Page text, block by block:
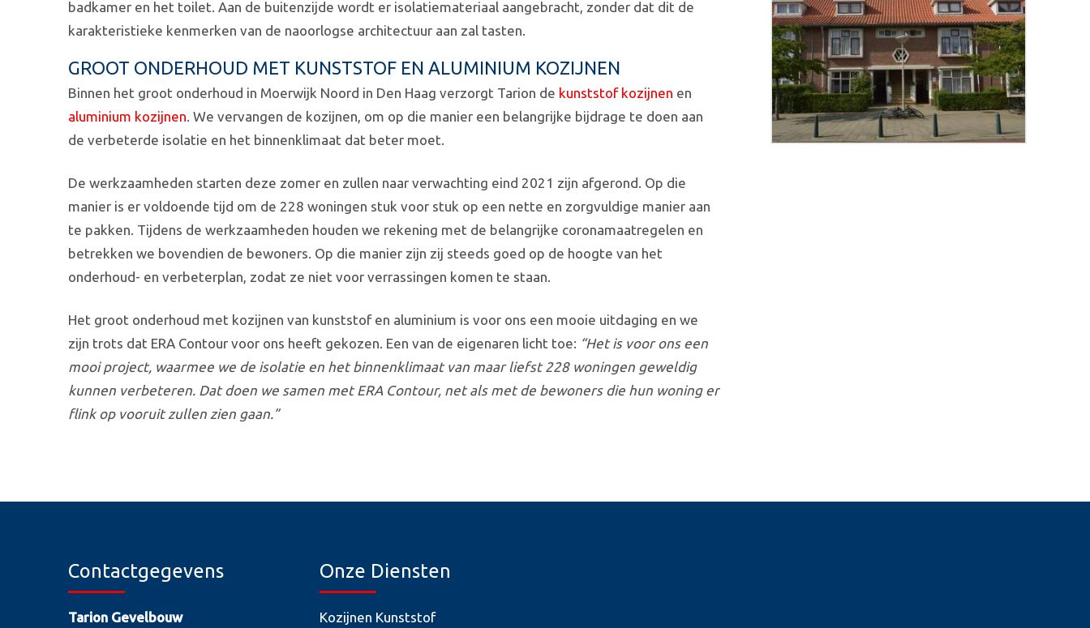
badkamer en het toilet. Aan de buitenzijde wordt er isolatiemateriaal aangebracht, zonder dat dit de
karakteristieke kenmerken van de naoorlogse architectuur aan zal tasten.
GROOT ONDERHOUD MET KUNSTSTOF EN ALUMINIUM KOZIJNEN
Binnen het groot onderhoud in Moerwijk Noord in Den Haag verzorgt Tarion de kunststof kozijnen en
aluminium kozijnen. We vervangen de kozijnen, om op die manier een belangrijke bijdrage te doen aan
de verbeterde isolatie en het binnenklimaat dat beter moet.
De werkzaamheden starten deze zomer en zullen naar verwachting eind 2021 zijn afgerond. Op die
manier is er voldoende tijd om de 228 woningen stuk voor stuk op een nette en zorgvuldige manier aan
te pakken. Tijdens de werkzaamheden houden we rekening met de belangrijke coronamaatregelen en
betrekken we bovendien de bewoners. Op die manier zijn zij steeds goed op de hoogte van het
onderhoud- en verbeterplan, zodat ze niet voor verrassingen komen te staan.
Het groot onderhoud met kozijnen van kunststof en aluminium is voor ons een mooie uitdaging en we
zijn trots dat ERA Contour voor ons heeft gekozen. Een van de eigenaren licht toe: “Het is voor ons een
mooi project, waarmee we de isolatie en het binnenklimaat van maar liefst 228 woningen geweldig
kunnen verbeteren. Dat doen we samen met ERA Contour, net als met de bewoners die hun woning er
flink op vooruit zullen zien gaan.”
Contactgegevens
Tarion Gevelbouw
Onze Diensten
Kozijnen Kunststof